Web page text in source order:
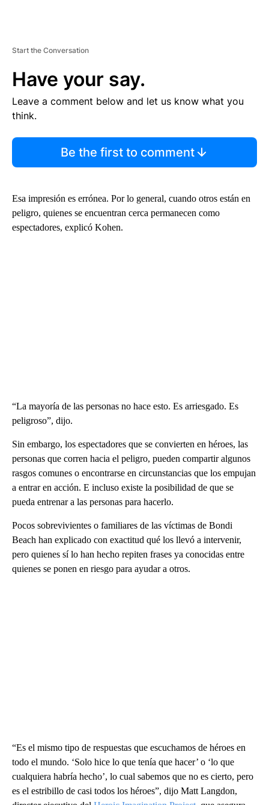
Start the Conversation
Have your say.
Leave a comment below and let us know what you
think.
Be the first to comment
Esa impresión es errónea. Por lo general, cuando otros están en
peligro, quienes se encuentran cerca permanecen como
espectadores, explicó Kohen.
“La mayoría de las personas no hace esto. Es arriesgado. Es
peligroso”, dijo.
Sin embargo, los espectadores que se convierten en héroes, las
personas que corren hacia el peligro, pueden compartir algunos
rasgos comunes o encontrarse en circunstancias que los empujan
a entrar en acción. E incluso existe la posibilidad de que se
pueda entrenar a las personas para hacerlo.
Pocos sobrevivientes o familiares de las víctimas de Bondi
Beach han explicado con exactitud qué los llevó a intervenir,
pero quienes sí lo han hecho repiten frases ya conocidas entre
quienes se ponen en riesgo para ayudar a otros.
“Es el mismo tipo de respuestas que escuchamos de héroes en
todo el mundo. ‘Solo hice lo que tenía que hacer’ o ‘lo que
cualquiera habría hecho’, lo cual sabemos que no es cierto, pero
es el estribillo de casi todos los héroes”, dijo Matt Langdon,